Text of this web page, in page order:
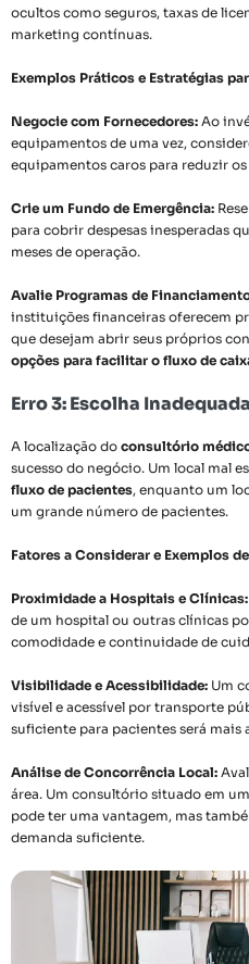
ocultos como seguros, taxas de
marketing contínuas.
Exemplos Práticos e Estratégias
Negocie com Fornecedores: Ao
equipamentos de uma vez,
equipamentos caros para reduzir
Crie um Fundo de Emergência:
para cobrir despesas inesperadas
meses de operação.
Avalie Programas de
instituições financeiras oferecem
que desejam abrir seus próprios
opções para facilitar o fluxo de
Erro 3: Escolha
A localização do consultório
sucesso do negócio. Um local mal
fluxo de pacientes, enquanto um
um grande número de pacientes.
Fatores a Considerar e Exemplos
Proximidade a Hospitais e Clínicas:
de um hospital ou outras clínicas
comodidade e continuidade de
Visibilidade e Acessibilidade: Um
visível e acessível por transporte
suficiente para pacientes será mais
Análise de Concorrência Local:
área. Um consultório situado em
pode ter uma vantagem, mas
demanda suficiente.